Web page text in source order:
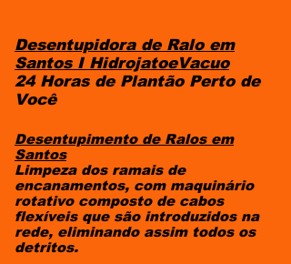
Desentupidora de Ralo em
Santos I HidrojatoeVacuo
24 Horas de Plantão Perto de
Você
Desentupimento de Ralos em
Santos
Limpeza dos ramais de
encanamentos, com maquinário
rotativo composto de cabos
flexíveis que são introduzidos na
rede, eliminando assim todos os
detritos.